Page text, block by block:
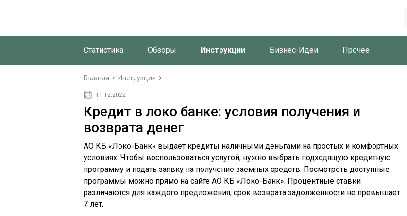
Статистика Обзоры Инструкции Бизнес-Идеи Прочее
Главная Инструкции
11.12.2022
Кредит в локо банке: условия получения и
возврата денег
АО КБ «Локо-Банк» выдает кредиты наличными деньгами на простых и комфортных
условиях. Чтобы воспользоваться услугой, нужно выбрать подходящую кредитную
программу и подать заявку на получение заемных средств. Посмотреть доступные
программы можно прямо на сайте АО КБ «Локо-Банк». Процентные ставки
различаются для каждого предложения, срок возврата задолженности не превышает
7 лет.